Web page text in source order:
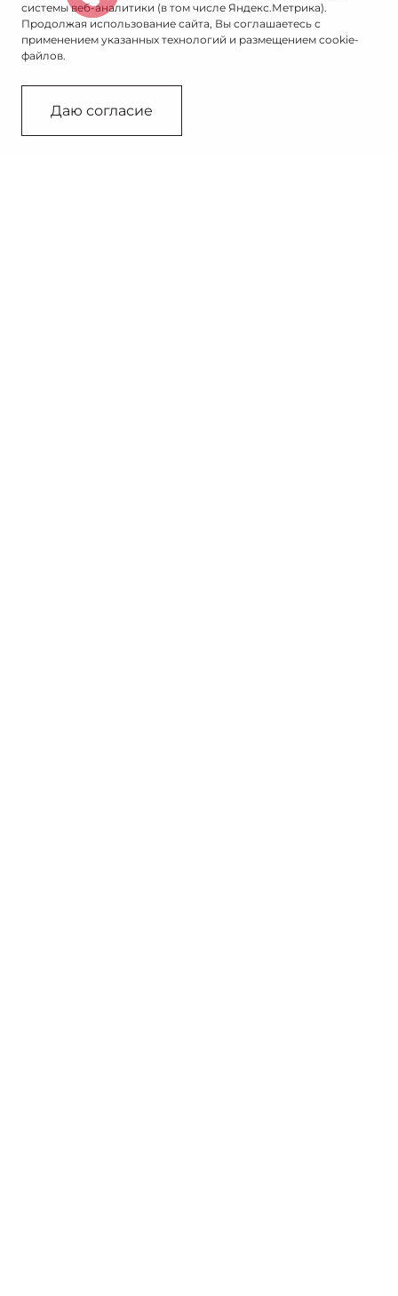
системы веб-аналитики (в том числе Яндекс.Метрика).
Продолжая использование сайта, Вы соглашаетесь с
применением указанных технологий и размещением cookie-
файлов.
Даю согласие